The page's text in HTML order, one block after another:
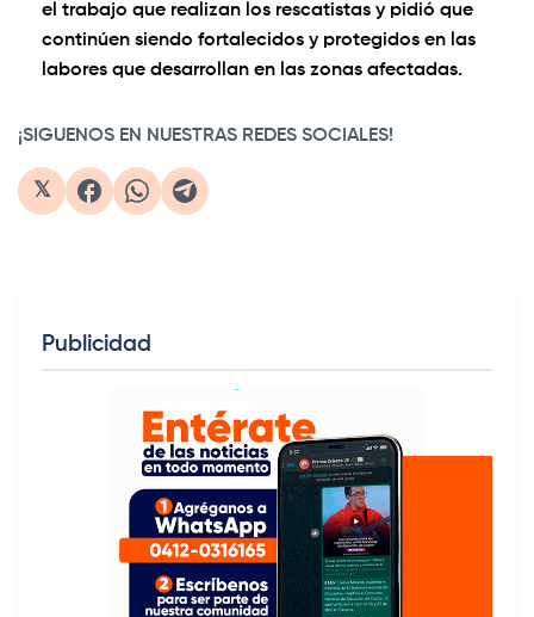
el trabajo que realizan los rescatistas y pidió que
continúen siendo fortalecidos y protegidos en las
labores que desarrollan en las zonas afectadas.
¡SIGUENOS EN NUESTRAS REDES SOCIALES!
𝕏
Publicidad